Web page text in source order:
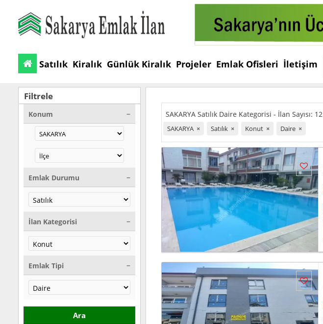
Satılık Kiralık Günlük Kiralık Projeler Emlak Ofisleri İletişim
Filtrele
Konum
Emlak Durumu
İlan Kategorisi
Emlak Tipi
Ara
SAKARYA Satılık Daire Kategorisi - İlan Sayısı: 12
SAKARYA × Satılık × Konut × Daire ×